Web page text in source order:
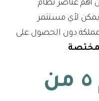
أهم عناصر نظام
لأي مستثمر
دون الحصول على
.
قائمة تضم ٥ من